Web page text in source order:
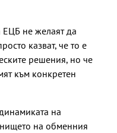
ЕЦБ не желаят да
казват, че то е
решения, но че
към конкретен
на
на обменния